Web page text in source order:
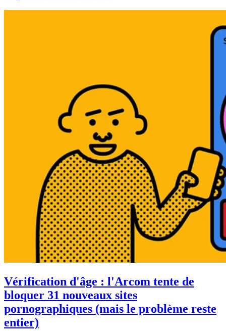
Vérification d'âge : l'Arcom tente de
bloquer 31 nouveaux sites
pornographiques (mais le problème reste
entier)